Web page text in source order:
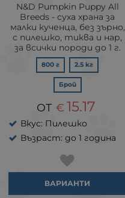
N&D Pumpkin Puppy All
Breeds - суха храна за
малки кученца, без зърно,
с пилешко, тиква и нар,
за всички породи до 1 г.
800 г 2.5 кг
Брой
15.17
€
Вкус: Пилешко
Възраст: до 1 година
ВАРИАНТИ